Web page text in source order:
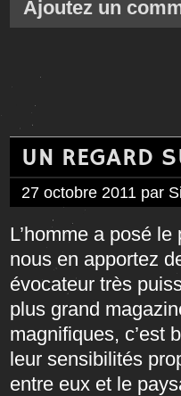
Ajoutez un
UN REGARD
27 octobre 2011 par
L’homme a posé
nous en apportez
évocateur très
plus grand
magnifiques, c’est
leur sensibilités
entre eux et le